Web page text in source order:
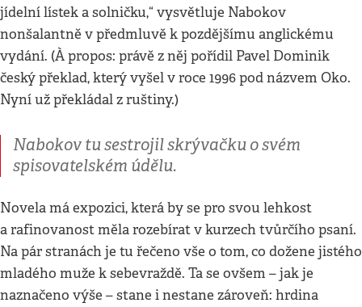
jídelní lístek a solničku,“ vysvětluje Nabokov
nonšalantně v předmluvě k pozdějšímu anglickému
vydání. (À propos: právě z něj pořídil Pavel Dominik
český překlad, který vyšel v roce 1996 pod názvem Oko.
Nyní už překládal z ruštiny.)
Nabokov tu sestrojil skrývačku o svém
spisovatelském údělu.
Novela má expozici, která by se pro svou lehkost
a rafinovanost měla rozebírat v kurzech tvůrčího psaní.
Na pár stranách je tu řečeno vše o tom, co dožene jistého
mladého muže k sebevraždě. Ta se ovšem – jak je
naznačeno výše – stane i nestane zároveň: hrdina